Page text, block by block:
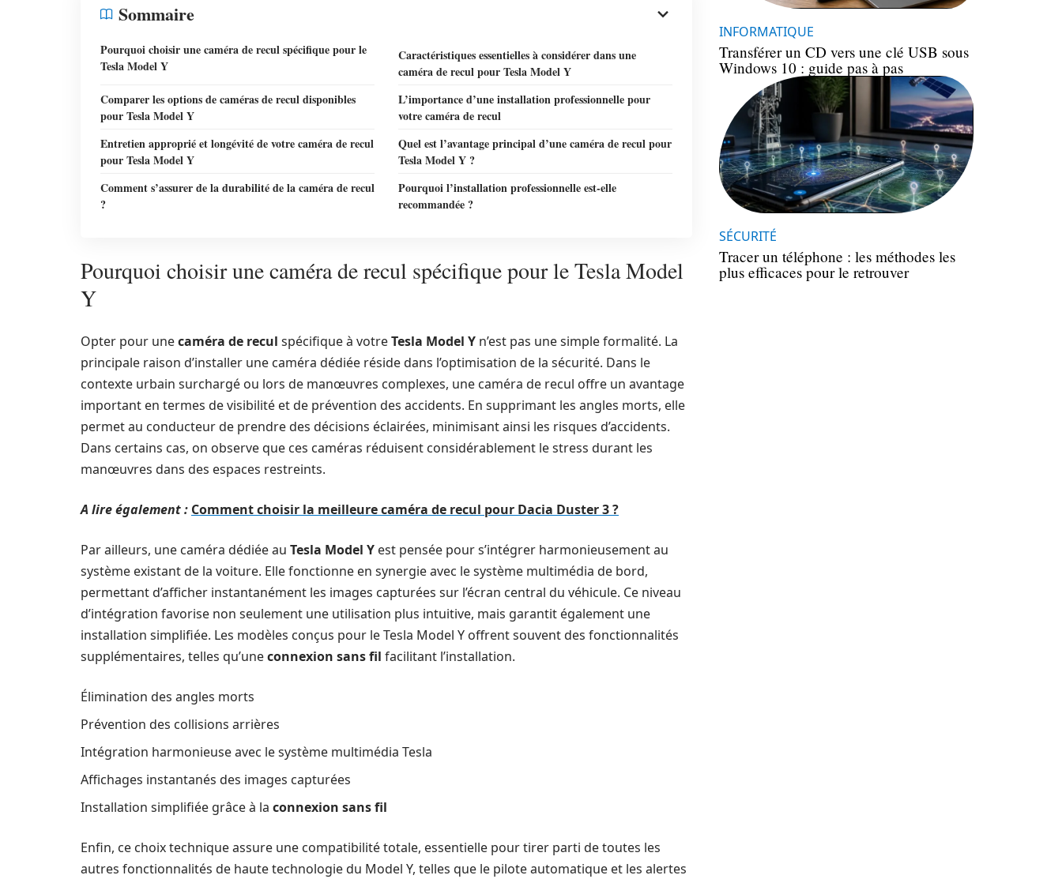
Sommaire
Pourquoi choisir une caméra de recul spécifique pour le
Tesla Model Y
Caractéristiques essentielles à considérer dans une
caméra de recul pour Tesla Model Y
Comparer les options de caméras de recul disponibles
pour Tesla Model Y
L’importance d’une installation professionnelle pour
votre caméra de recul
Entretien approprié et longévité de votre caméra de recul
pour Tesla Model Y
Quel est l’avantage principal d’une caméra de recul pour
Tesla Model Y ?
Comment s’assurer de la durabilité de la caméra de recul
?
Pourquoi l’installation professionnelle est-elle
recommandée ?
Pourquoi choisir une caméra de recul spécifique pour le Tesla Model
Y
Opter pour unecaméra de recul spécifique à votreTesla Model Y n’est pas une simple formalité. La
principale raison d’installer une caméra dédiée réside dans l’optimisation de la sécurité. Dans le
contexte urbain surchargé ou lors de manœuvres complexes, une caméra de recul offre un avantage
important en termes de visibilité et de prévention des accidents. En supprimant les angles morts, elle
permet au conducteur de prendre des décisions éclairées, minimisant ainsi les risques d’accidents.
Dans certains cas, on observe que ces caméras réduisent considérablement le stress durant les
manœuvres dans des espaces restreints.
A lire également : Comment choisir la meilleure caméra de recul pour Dacia Duster 3 ?
Par ailleurs, une caméra dédiée au Tesla Model Y est pensée pour s’intégrer harmonieusement au
système existant de la voiture. Elle fonctionne en synergie avec le système multimédia de bord,
permettant d’afficher instantanément les images capturées sur l’écran central du véhicule. Ce niveau
d’intégration favorise non seulement une utilisation plus intuitive, mais garantit également une
installation simplifiée. Les modèles conçus pour le Tesla Model Y offrent souvent des fonctionnalités
supplémentaires, telles qu’uneconnexion sans fil facilitant l’installation.
Élimination des angles morts
Prévention des collisions arrières
Intégration harmonieuse avec le système multimédia Tesla
Affichages instantanés des images capturées
Installation simplifiée grâce à la connexion sans fil
Enfin, ce choix technique assure une compatibilité totale, essentielle pour tirer parti de toutes les
autres fonctionnalités de haute technologie du Model Y, telles que le pilote automatique et les alertes
INFORMATIQUE
Transférer un CD vers une clé USB sous
Windows 10 : guide pas à pas
SÉCURITÉ
Tracer un téléphone : les méthodes les
plus efficaces pour le retrouver